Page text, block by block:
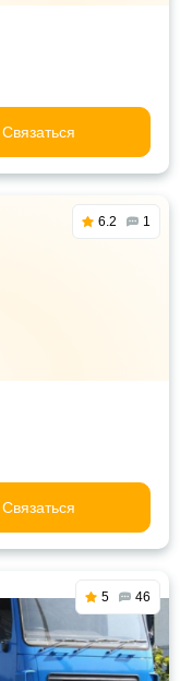
Связаться
6.2 1
Связаться
5 46